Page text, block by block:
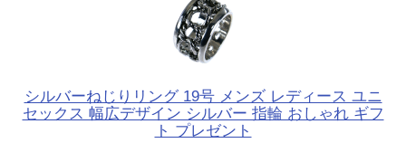
シルバーねじりリング 19号 メンズ レディース ユニ
セックス 幅広デザイン シルバー 指輪 おしゃれ ギフ
ト プレゼント